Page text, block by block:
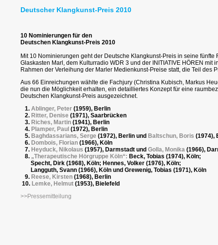
Deutscher Klangkunst-Preis 2010
10 Nominierungen für den
Deutschen Klangkunst-Preis 2010
Mit 10 Nominierungen geht der Deutsche Klangkunst-Preis in seine
Glaskasten Marl, dem Kulturradio WDR 3 und der INITIATIVE HÖREN
Rahmen der Verleihung der Marler Medienkunst-Preise statt, die Teil des
Aus 66 Einreichungen wählte die Fachjury (Christina Kubisch, Markus
die nun die Möglichkeit erhalten, ein detailliertes Konzept für eine
Deutschen Klangkunst-Preis ausgezeichnet.
1. Ablinger, Peter (1959), Berlin
2. Ritter, Denise (1971), Saarbrücken
3. Riches, Martin (1941), Berlin
4. Plamper, Paul (1972), Berlin
5. Baghdassarians, Serge (1972), Berlin und Baltschun, Boris (1974),
6. Dombois, Florian (1966), Köln
7. Heyduck, Nikolaus (1957), Darmstadt und Golla, Monika (1966),
8. „Therapeutische Hörgruppe Köln“: Beck, Tobias (1974), Köln;
Specht, Dirk (1968), Köln; Hennes, Volker (1976), Köln;
Langguth, Svann (1966), Köln und Grewenig, Tobias (1971), Köln
9. Reese, Kirsten (1968), Berlin
10. Lemke, Helmut (1953), Bielefeld
>>Pressemitteilung